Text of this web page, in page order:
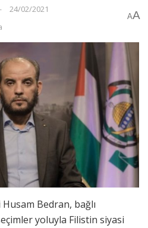
24/02/2021
AA
Bedran, bağlı
yoluyla Filistin siyasi